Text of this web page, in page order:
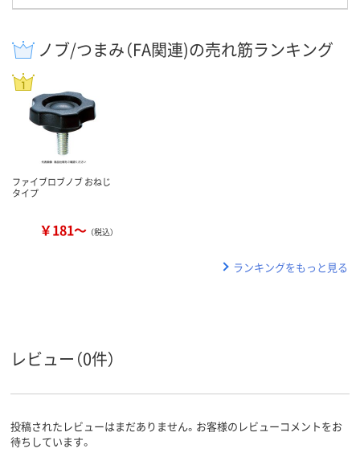
ノブ/つまみ（FA関連)の売れ筋ランキング
ファイブロブノブ おねじ
タイプ
￥181～ （税込）
ランキングをもっと見る
レビュー（0件）
投稿されたレビューはまだありません。お客様のレビューコメントをお
待ちしています。